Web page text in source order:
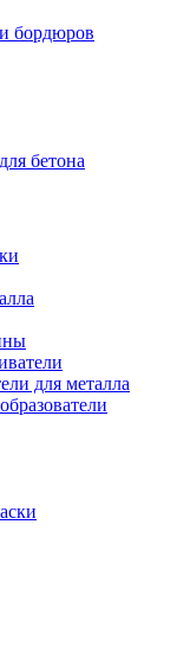
бордюров
бетона
для металла